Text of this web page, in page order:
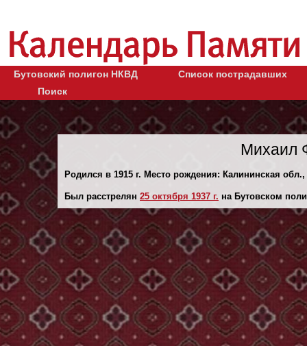
Бутовский полигон НКВД
Список пострадавших
Поиск
Михаил
Родился в 1915 г. Место рождения: Калининская
Был расстрелян 25 октября 1937 г. на Бутовском